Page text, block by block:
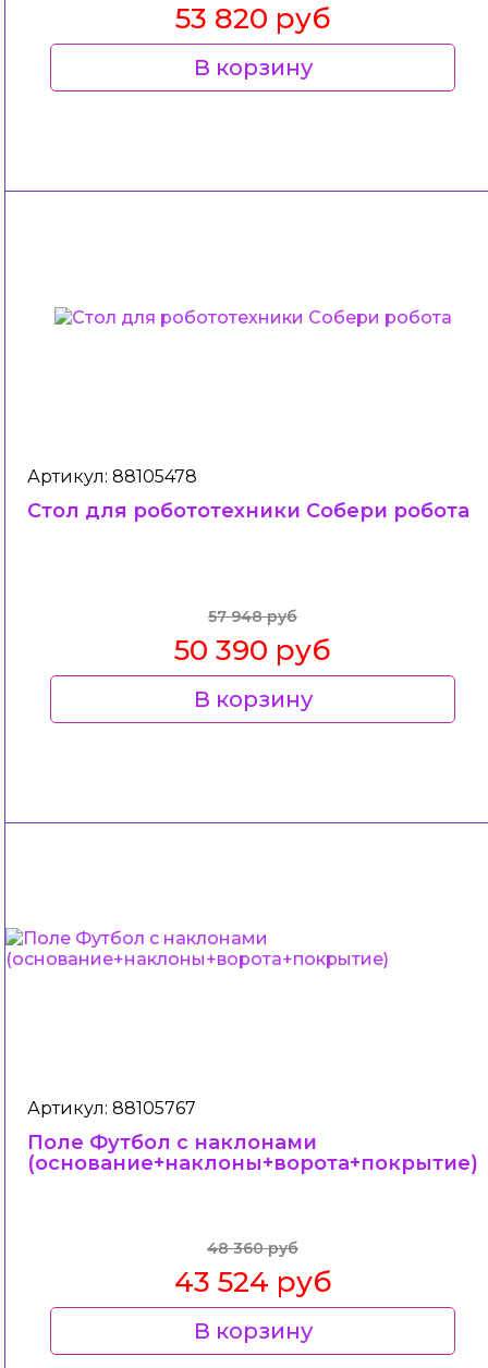
53 820 руб
В корзину
Артикул: 88105478
Стол для робототехники Собери робота
57 948 руб
50 390 руб
В корзину
Артикул: 88105767
Поле Футбол c наклонами
(основание+наклоны+ворота+покрытие)
48 360 руб
43 524 руб
В корзину